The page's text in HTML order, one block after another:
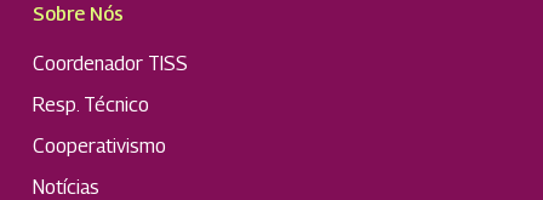
Sobre Nós
Coordenador TISS
Resp. Técnico
Cooperativismo
Notícias